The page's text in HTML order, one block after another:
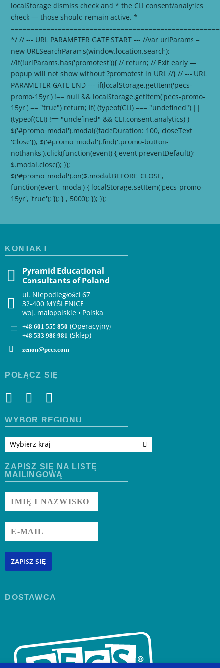
localStorage dismiss check and * the CLI consent/analytics
check — those should remain active. *
*/ // --- URL PARAMETER GATE START --- //var urlParams =
new URLSearchParams(window.location.search);
//if(!urlParams.has('promotest')){ // return; // Exit early —
popup will not show without ?promotest in URL //} // --- URL
PARAMETER GATE END --- if(localStorage.getItem('pecs-
promo-15yr') !== null && localStorage.getItem('pecs-promo-
15yr') == "true") return; if( (typeof(CLI) === "undefined") ||
(typeof(CLI) !== "undefined" && CLI.consent.analytics) )
$('#promo_modal').modal({fadeDuration: 100, closeText:
'Close'}); $('#promo_modal').find('.promo-button-
nothanks').click(function(event) { event.preventDefault();
$.modal.close(); });
$('#promo_modal').on($.modal.BEFORE_CLOSE,
function(event, modal) { localStorage.setItem('pecs-promo-
15yr', 'true'); }); } , 5000); }); });
KONTAKT
Pyramid Educational
Consultants of Poland
ul. Niepodległości 67
32-400 MYŚLENICE
woj. małopolskie • Polska
+48 601 555 850 (Operacyjny)
+48 533 988 981 (Sklep)
zenon@pecs.com
POŁĄCZ SIĘ
WYBÓR REGIONU
Wybierz kraj
ZAPISZ SIĘ NA LISTĘ
MAILINGOWĄ
ZAPISZ SIĘ
DOSTAWCA